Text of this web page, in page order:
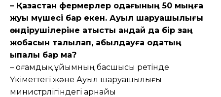
– Қазақстан фермерлер одағының 50 мыңға
жуық мүшесі бар екен. Ауыл шаруашылығы
өндірушілеріне қатысты қандай да бір заң
жобасын талқылап, қабылдауға одақтың
ықпалы бар ма?
– Қоғамдық ұйымның басшысы ретінде
Үкіметтегі және Ауыл шаруашылығы
министрлігіндегі арнайы